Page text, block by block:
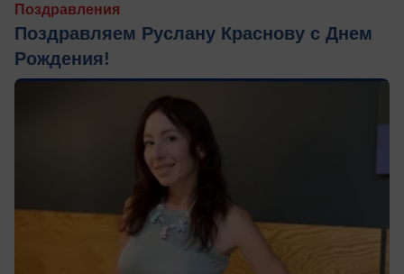
Поздравления
Поздравляем Руслану Краснову с Днем
Рождения!